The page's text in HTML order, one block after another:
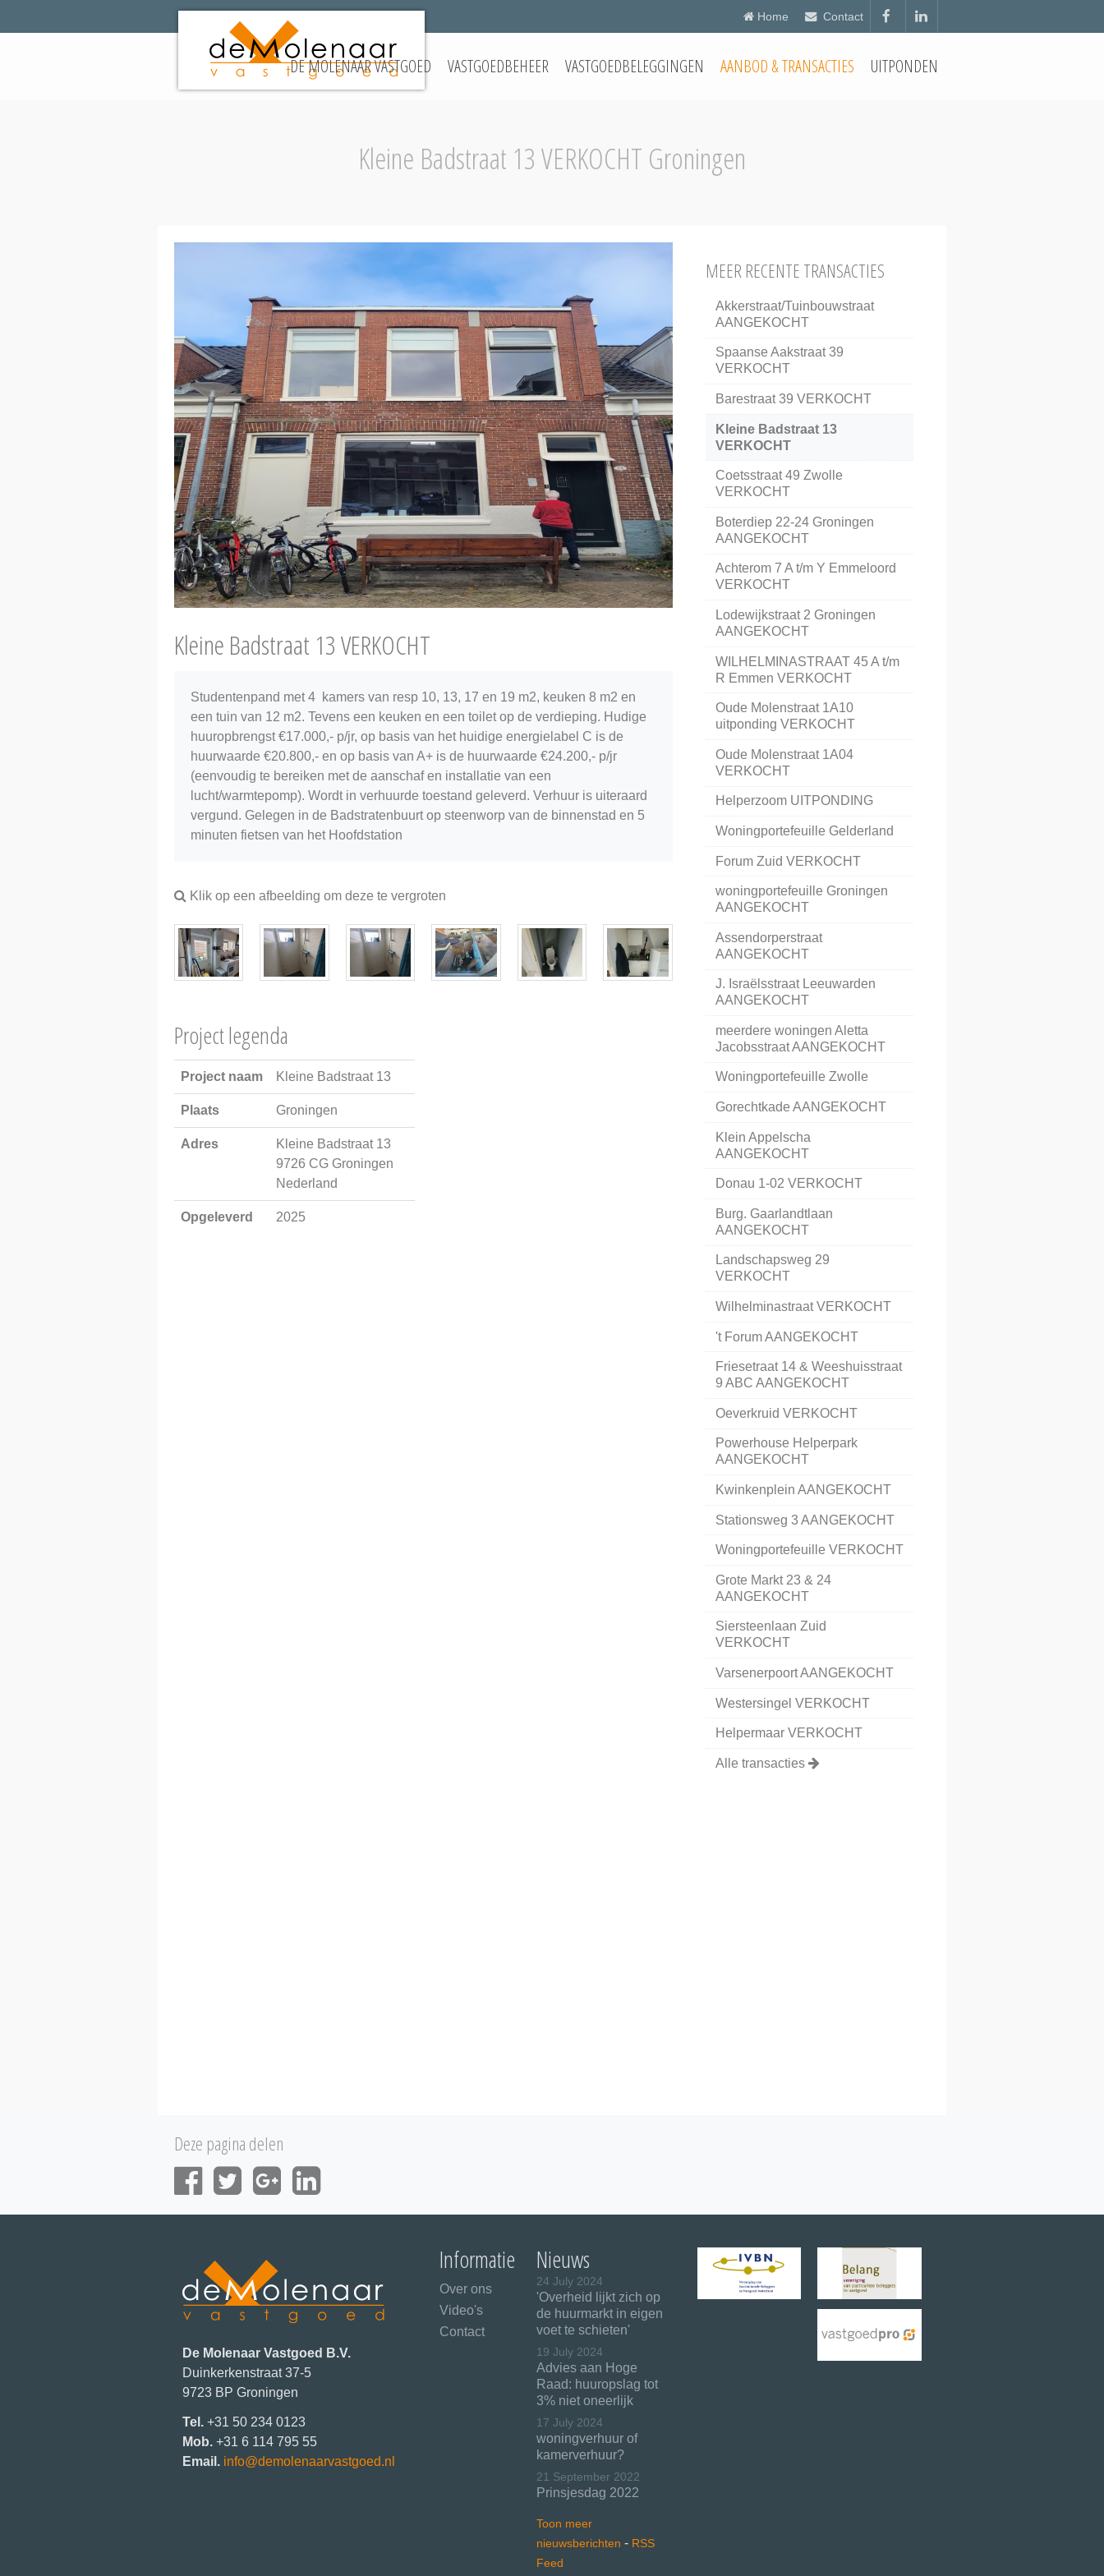
Home Contact
DE MOLENAAR VASTGOED VASTGOEDBEHEER VASTGOEDBELEGGINGEN AANBOD & TRANSACTIES UITPONDEN
Kleine Badstraat 13 VERKOCHT Groningen
Kleine Badstraat 13 VERKOCHT
Studentenpand met 4 kamers van resp 10, 13, 17 en 19 m2, keuken 8 m2 en
een tuin van 12 m2. Tevens een keuken en een toilet op de verdieping. Hudige
huuropbrengst €17.000,- p/jr, op basis van het huidige energielabel C is de
huurwaarde €20.800,- en op basis van A+ is de huurwaarde €24.200,- p/jr
(eenvoudig te bereiken met de aanschaf en installatie van een
lucht/warmtepomp). Wordt in verhuurde toestand geleverd. Verhuur is uiteraard
vergund. Gelegen in de Badstratenbuurt op steenworp van de binnenstad en 5
minuten fietsen van het Hoofdstation
Klik op een afbeelding om deze te vergroten
Project legenda
Project naam Kleine Badstraat 13
Plaats Groningen
Adres
Kleine Badstraat 13
9726 CG Groningen
Nederland
Opgeleverd 2025
MEER RECENTE TRANSACTIES
Akkerstraat/Tuinbouwstraat
AANGEKOCHT
Spaanse Aakstraat 39
VERKOCHT
Barestraat 39 VERKOCHT
Kleine Badstraat 13
VERKOCHT
Coetsstraat 49 Zwolle
VERKOCHT
Boterdiep 22-24 Groningen
AANGEKOCHT
Achterom 7 A t/m Y Emmeloord
VERKOCHT
Lodewijkstraat 2 Groningen
AANGEKOCHT
WILHELMINASTRAAT 45 A t/m
R Emmen VERKOCHT
Oude Molenstraat 1A10
uitponding VERKOCHT
Oude Molenstraat 1A04
VERKOCHT
Helperzoom UITPONDING
Woningportefeuille Gelderland
Forum Zuid VERKOCHT
woningportefeuille Groningen
AANGEKOCHT
Assendorperstraat
AANGEKOCHT
J. Israëlsstraat Leeuwarden
AANGEKOCHT
meerdere woningen Aletta
Jacobsstraat AANGEKOCHT
Woningportefeuille Zwolle
Gorechtkade AANGEKOCHT
Klein Appelscha
AANGEKOCHT
Donau 1-02 VERKOCHT
Burg. Gaarlandtlaan
AANGEKOCHT
Landschapsweg 29
VERKOCHT
Wilhelminastraat VERKOCHT
't Forum AANGEKOCHT
Friesetraat 14 & Weeshuisstraat
9 ABC AANGEKOCHT
Oeverkruid VERKOCHT
Powerhouse Helperpark
AANGEKOCHT
Kwinkenplein AANGEKOCHT
Stationsweg 3 AANGEKOCHT
Woningportefeuille VERKOCHT
Grote Markt 23 & 24
AANGEKOCHT
Siersteenlaan Zuid
VERKOCHT
Varsenerpoort AANGEKOCHT
Westersingel VERKOCHT
Helpermaar VERKOCHT
Alle transacties
Deze pagina delen
De Molenaar Vastgoed B.V.
Duinkerkenstraat 37-5
9723 BP Groningen
Tel. +31 50 234 0123
Mob. +31 6 114 795 55
Email. info@demolenaarvastgoed.nl
Informatie
Over ons
Video's
Contact
Nieuws
24 July 2024
'Overheid lijkt zich op
de huurmarkt in eigen
voet te schieten'
19 July 2024
Advies aan Hoge
Raad: huuropslag tot
3% niet oneerlijk
17 July 2024
woningverhuur of
kamerverhuur?
21 September 2022
Prinsjesdag 2022
Toon meer
nieuwsberichten - RSS
Feed